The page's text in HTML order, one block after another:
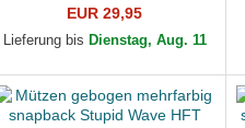
Surf Gang HFT von Coastal
EUR 29,95
Lieferung bis Dienstag, Aug. 11